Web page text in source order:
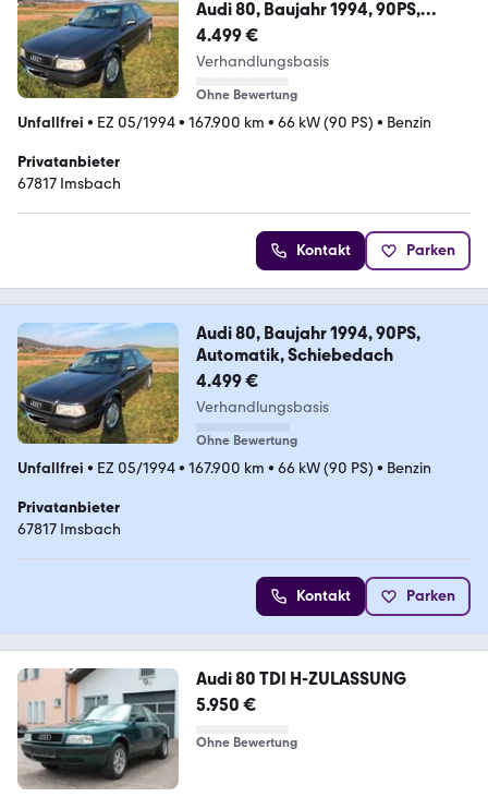
Audi 80, Baujahr 1994, 90PS,
Automatik, Schiebedach
4.499 €
Verhandlungsbasis
Ohne Bewertung
Unfallfrei • EZ 05/1994• 167.900 km • 66 kW (90 PS) • Benzin
Privatanbieter
67817 Imsbach
Kontakt Parken
Audi 80, Baujahr 1994, 90PS,
Automatik, Schiebedach
4.499 €
Verhandlungsbasis
Ohne Bewertung
Unfallfrei • EZ 05/1994• 167.900 km • 66 kW (90 PS) • Benzin
Privatanbieter
67817 Imsbach
Kontakt Parken
Audi 80 TDI H-ZULASSUNG
5.950 €
Ohne Bewertung